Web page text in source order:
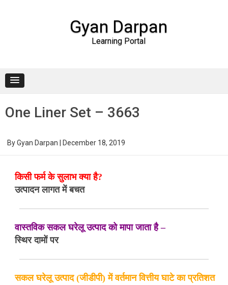
Gyan Darpan
Learning Portal
One Liner Set – 3663
ByGyan Darpan December 18, 2019
किसी फर्म के सुलाभ क्या है?
उत्पादन लागत में बचत
वास्तविक सकल घरेलू उत्पाद को मापा जाता है –
स्थिर दामों पर
सकल घरेलू उत्पाद (जीडीपी) में वर्तमान वित्तीय घाटे का प्रतिशत